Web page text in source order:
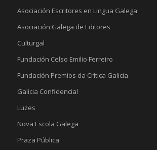
Asociación Escritores en Lingua Galega
Asociación Galega de Editores
Culturgal
Fundación Celso Emilio Ferreiro
Fundación Premios da Crítica Galicia
Galicia Confidencial
Luzes
Nova Escola Galega
Praza Pública